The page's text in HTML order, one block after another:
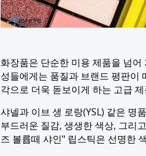
화장품은 단순한 미용 제품을 넘
성들에게는 품질과 브랜드 평판이
각으로 더욱 돋보이게 하는 고급
샤넬과 이브 생 로랑(YSL) 같은 명
부드러운 질감, 생생한 색상, 그리
즈 볼륩떼 샤인" 립스틱은 선명한